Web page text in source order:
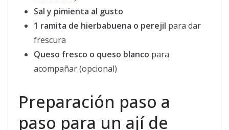
Sal y pimienta al gusto
1 ramita de hierbabuena o perejil para dar
frescura
Queso fresco o queso blanco para
acompañar (opcional)
Preparación paso a
paso para un ají de